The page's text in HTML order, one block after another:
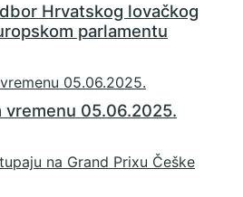
Hrvatskog lovačkog
parlamentu
05.06.2025.